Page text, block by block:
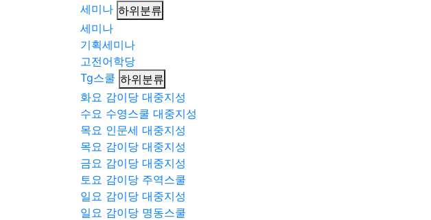
세미나 하위분류
세미나
기획세미나
고전어학당
Tg스쿨 하위분류
화요 감이당 대중지성
수요 수영스쿨 대중지성
목요 인문세 대중지성
목요 감이당 대중지성
금요 감이당 대중지성
토요 감이당 주역스쿨
일요 감이당 대중지성
일요 감이당 명동스쿨